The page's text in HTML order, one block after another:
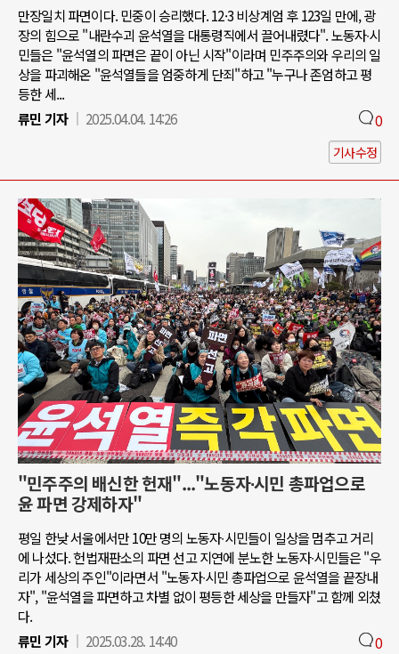
만장일치 파면이다. 민중이 승리했다. 12·3 비상계엄 후 123일 만에, 광
장의 힘으로 "내란수괴 윤석열을 대통령직에서 끌어내렸다". 노동자∙시
민들은 "윤석열의 파면은 끝이 아닌 시작"이라며 민주주의와 우리의 일
상을 파괴해온 "윤석열들을 엄중하게 단죄"하고 "누구나 존엄하고 평
등한 세...
류민 기자
2025.04.04. 14:26 0
기사수정
"민주주의 배신한 헌재"..."노동자∙시민 총파업으로
윤 파면 강제하자"
평일 한낮 서울에서만 10만 명의 노동자∙시민들이 일상을 멈추고 거리
에 나섰다. 헌법재판소의 파면 선고 지연에 분노한 노동자∙시민들은 "우
리가 세상의 주인"이라면서 "노동자∙시민 총파업으로 윤석열을 끝장내
자", "윤석열을 파면하고 차별 없이 평등한 세상을 만들자"고 함께 외쳤
다.
류민 기자
2025.03.28. 14:40 0